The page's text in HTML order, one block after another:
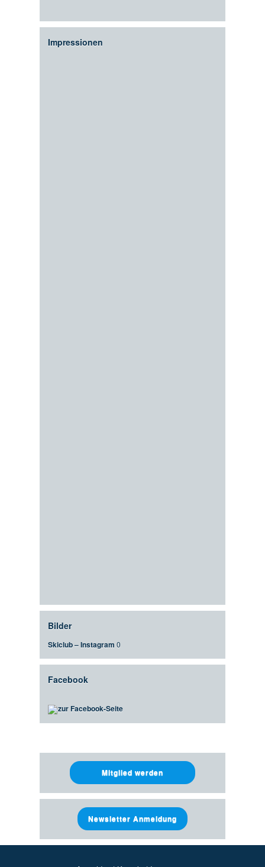
Impressionen
Bilder
Skiclub – Instagram 0
Facebook
zur Facebook-Seite
Mitglied werden
Newsletter Anmeldung